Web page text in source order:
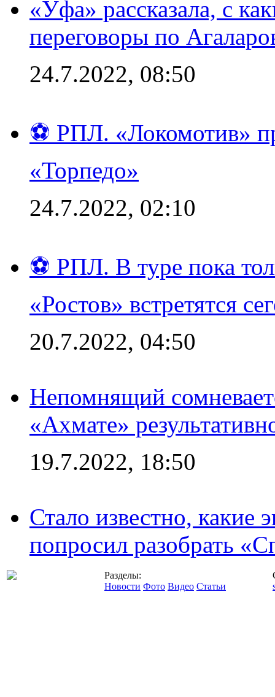
«Уфа» рассказала, с
переговоры по
24.7.2022, 08:50
⚽ РПЛ. «Локомотив»
«Торпедо»
24.7.2022, 02:10
⚽ РПЛ. В туре пока
«Ростов» встретятся
20.7.2022, 04:50
Непомнящий
«Ахмате»
19.7.2022, 18:50
Стало известно, какие
попросил разобрать
Разделы:
Новости Фото Видео Статьи